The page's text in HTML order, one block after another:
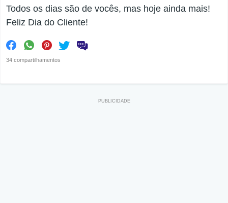
Todos os dias são de vocês, mas hoje ainda mais!
Feliz Dia do Cliente!
34 compartilhamentos